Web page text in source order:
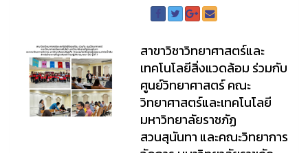
สาขาวิชาวิทยาศาสตร์และ
เทคโนโลยีสิ่งแวดล้อม ร่วมกับ
ศูนย์วิทยาศาสตร์ คณะ
วิทยาศาสตร์และเทคโนโลยี
มหาวิทยาลัยราชภัฏ
สวนสุนันทา และคณะวิทยาการ